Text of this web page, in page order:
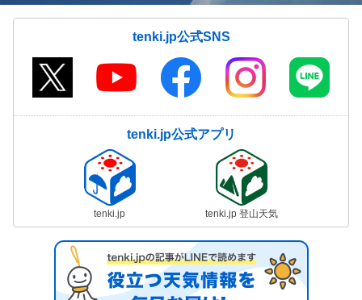
tenki.jp公式SNS
tenki.jp公式アプリ
tenki.jp tenki.jp 登山天気